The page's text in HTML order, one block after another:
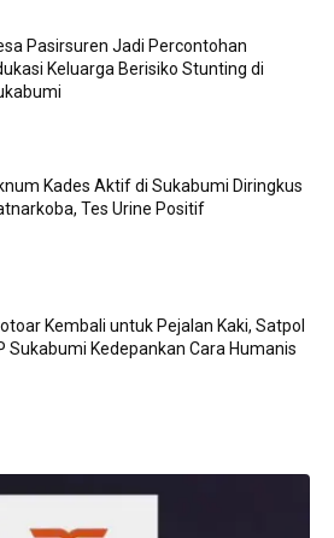
Pasirsuren Jadi Percontohan
Keluarga Berisiko Stunting di
Kades Aktif di Sukabumi Diringkus
Tes Urine Positif
Kembali untuk Pejalan Kaki, Satpol
Sukabumi Kedepankan Cara Humanis